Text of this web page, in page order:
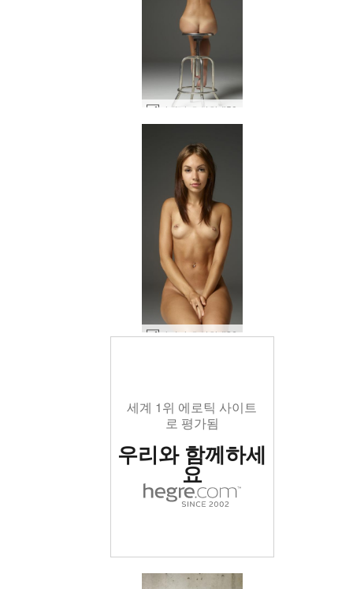
카리나 초상화 #50
카리나 초상화 #26
세계 1위 에로틱 사이트
로 평가됨
우리와 함께하세
요